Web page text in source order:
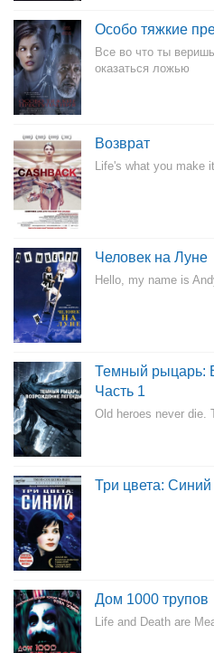
Особо тяжкие
Все во что ты
оказаться ложью
Возврат
Life's what you make it
Человек на Луне
Hello, my name is
Темный рыцарь:
Часть 1
Old heroes never die.
Три цвета: Синий
Дом 1000 трупов
Life and Death are